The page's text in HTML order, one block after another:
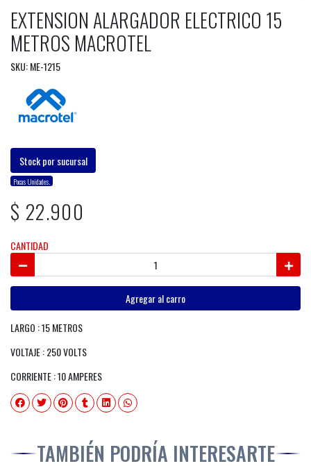
EXTENSION ALARGADOR ELECTRICO 15
METROS MACROTEL
SKU: ME-1215
Stock por sucursal
Pocas Unidades.
$ 22.900
CANTIDAD
Agregar al carro
LARGO : 15 METROS
VOLTAJE : 250 VOLTS
CORRIENTE : 10 AMPERES
TAMBIÉN PODRÍA INTERESARTE